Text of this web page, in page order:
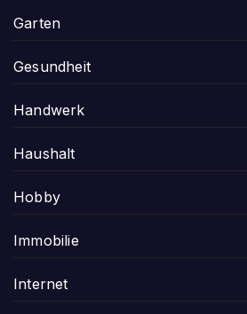
Garten
Gesundheit
Handwerk
Haushalt
Hobby
Immobilie
Internet